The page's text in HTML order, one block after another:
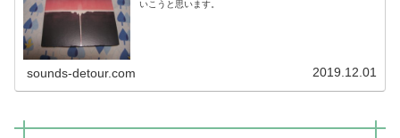
いこうと思います。
sounds-detour.com 2019.12.01